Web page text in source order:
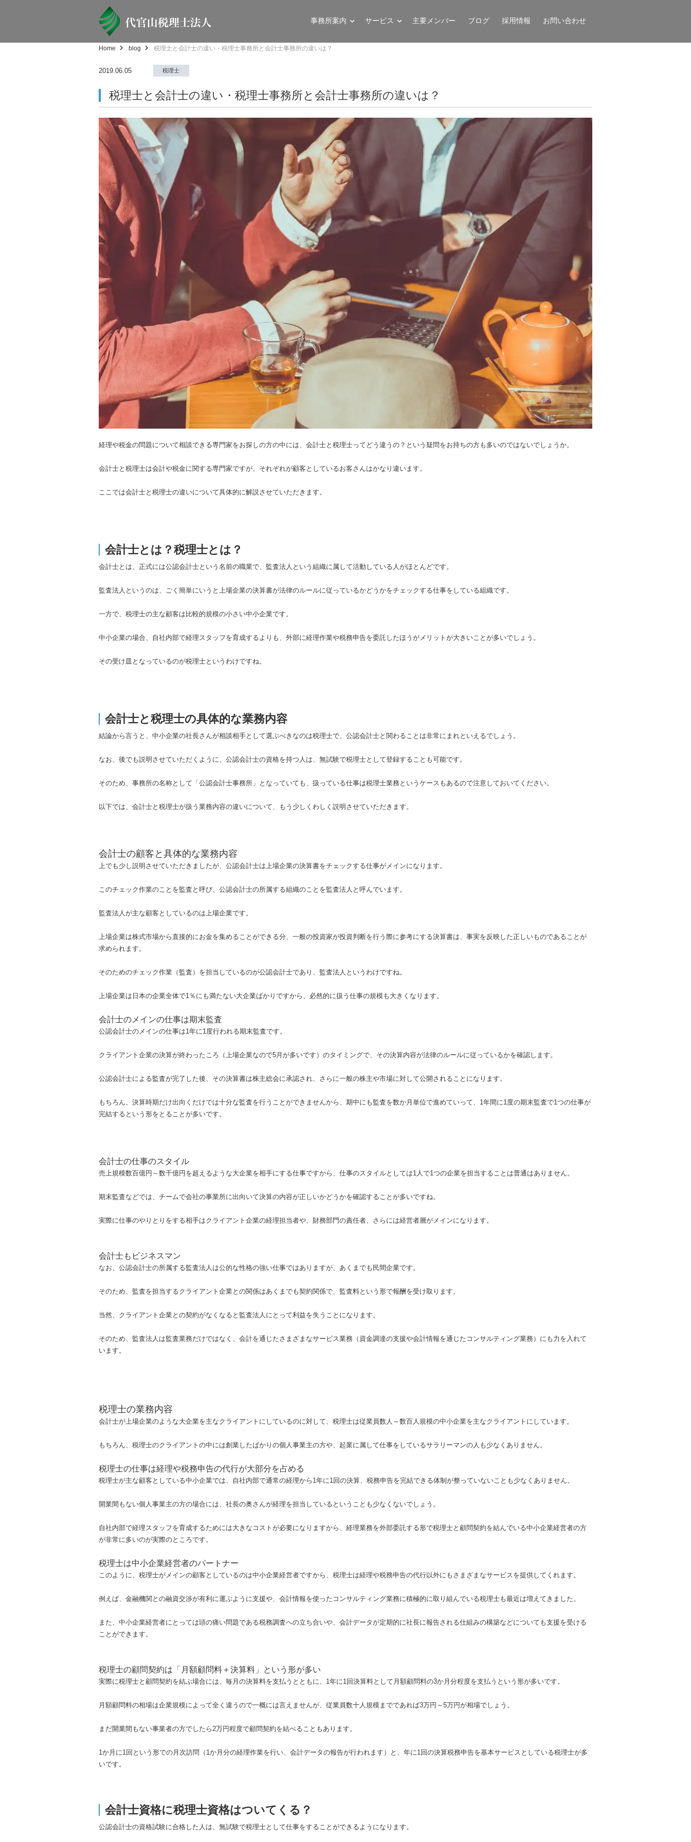
事務所案内 サービス 主要メンバー ブログ 採用情報 お問い合わせ
Home blog 税理士と会計士の違い・税理士事務所と会計士事務所の違いは？
2019.06.05 税理士
税理士と会計士の違い・税理士事務所と会計士事務所の違いは？
経理や税金の問題について相談できる専門家をお探しの方の中には、会計士と税理士ってどう違うの？という疑問をお持ちの方も多いのではないでしょうか。
会計士と税理士は会計や税金に関する専門家ですが、それぞれが顧客としているお客さんはかなり違います。
ここでは会計士と税理士の違いについて具体的に解説させていただきます。
会計士とは？税理士とは？
会計士とは、正式には公認会計士という名前の職業で、監査法人という組織に属して活動している人がほとんどです。
監査法人というのは、ごく簡単にいうと上場企業の決算書が法律のルールに従っているかどうかをチェックする仕事をしている組織です。
一方で、税理士の主な顧客は比較的規模の小さい中小企業です。
中小企業の場合、自社内部で経理スタッフを育成するよりも、外部に経理作業や税務申告を委託したほうがメリットが大きいことが多いでしょう。
その受け皿となっているのが税理士というわけですね。
会計士と税理士の具体的な業務内容
結論から言うと、中小企業の社長さんが相談相手として選ぶべきなのは税理士で、公認会計士と関わることは非常にまれといえるでしょう。
なお、後でも説明させていただくように、公認会計士の資格を持つ人は、無試験で税理士として登録することも可能です。
そのため、事務所の名称として「公認会計士事務所」となっていても、扱っている仕事は税理士業務というケースもあるので注意しておいてください。
以下では、会計士と税理士が扱う業務内容の違いについて、もう少しくわしく説明させていただきます。
会計士の顧客と具体的な業務内容
上でも少し説明させていただきましたが、公認会計士は上場企業の決算書をチェックする仕事がメインになります。
このチェック作業のことを監査と呼び、公認会計士の所属する組織のことを監査法人と呼んでいます。
監査法人が主な顧客としているのは上場企業です。
上場企業は株式市場から直接的にお金を集めることができる分、一般の投資家が投資判断を行う際に参考にする決算書は、事実を反映した正しいものであることが
求められます。
そのためのチェック作業（監査）を担当しているのが公認会計士であり、監査法人というわけですね。
上場企業は日本の企業全体で1％にも満たない大企業ばかりですから、必然的に扱う仕事の規模も大きくなります。
会計士のメインの仕事は期末監査
公認会計士のメインの仕事は1年に1度行われる期末監査です。
クライアント企業の決算が終わったころ（上場企業なので5月が多いです）のタイミングで、その決算内容が法律のルールに従っているかを確認します。
公認会計士による監査が完了した後、その決算書は株主総会に承認され、さらに一般の株主や市場に対して公開されることになります。
もちろん、決算時期だけ出向くだけでは十分な監査を行うことができませんから、期中にも監査を数か月単位で進めていって、1年間に1度の期末監査で1つの仕事が
完結するという形をとることが多いです。
会計士の仕事のスタイル
売上規模数百億円～数千億円を超えるような大企業を相手にする仕事ですから、仕事のスタイルとしては1人で1つの企業を担当することは普通はありません。
期末監査などでは、チームで会社の事業所に出向いて決算の内容が正しいかどうかを確認することが多いですね。
実際に仕事のやりとりをする相手はクライアント企業の経理担当者や、財務部門の責任者、さらには経営者層がメインになります。
会計士もビジネスマン
なお、公認会計士の所属する監査法人は公的な性格の強い仕事ではありますが、あくまでも民間企業です。
そのため、監査を担当するクライアント企業との関係はあくまでも契約関係で、監査料という形で報酬を受け取ります。
当然、クライアント企業との契約がなくなると監査法人にとって利益を失うことになります。
そのため、監査法人は監査業務だけではなく、会計を通じたさまざまなサービス業務（資金調達の支援や会計情報を通じたコンサルティング業務）にも力を入れて
います。
税理士の業務内容
会計士が上場企業のような大企業を主なクライアントにしているのに対して、税理士は従業員数人～数百人規模の中小企業を主なクライアントにしています。
もちろん、税理士のクライアントの中には創業したばかりの個人事業主の方や、起業に属して仕事をしているサラリーマンの人も少なくありません。
税理士の仕事は経理や税務申告の代行が大部分を占める
税理士が主な顧客としている中小企業では、自社内部で通常の経理から1年に1回の決算、税務申告を完結できる体制が整っていないことも少なくありません。
開業間もない個人事業主の方の場合には、社長の奥さんが経理を担当しているということも少なくないでしょう。
自社内部で経理スタッフを育成するためには大きなコストが必要になりますから、経理業務を外部委託する形で税理士と顧問契約を結んでいる中小企業経営者の方
が非常に多いのが実際のところです。
税理士は中小企業経営者のパートナー
このように、税理士がメインの顧客としているのは中小企業経営者ですから、税理士は経理や税務申告の代行以外にもさまざまなサービスを提供してくれます。
例えば、金融機関との融資交渉が有利に運ぶように支援や、会計情報を使ったコンサルティング業務に積極的に取り組んでいる税理士も最近は増えてきました。
また、中小企業経営者にとっては頭の痛い問題である税務調査への立ち合いや、会計データが定期的に社長に報告される仕組みの構築などについても支援を受ける
ことができます。
税理士の顧問契約は「月額顧問料＋決算料」という形が多い
実際に税理士と顧問契約を結ぶ場合には、毎月の決算料を支払うとともに、1年に1回決算料として月額顧問料の3か月分程度を支払うという形が多いです。
月額顧問料の相場は企業規模によって全く違うので一概には言えませんが、従業員数十人規模までであれば3万円～5万円が相場でしょう。
まだ開業間もない事業者の方でしたら2万円程度で顧問契約を結べることもあります。
1か月に1回という形での月次訪問（1か月分の経理作業を行い、会計データの報告が行われます）と、年に1回の決算税務申告を基本サービスとしている税理士が多
いです。
会計士資格に税理士資格はついてくる？
公認会計士の資格試験に合格した人は、無試験で税理士として仕事をすることができるようになります。